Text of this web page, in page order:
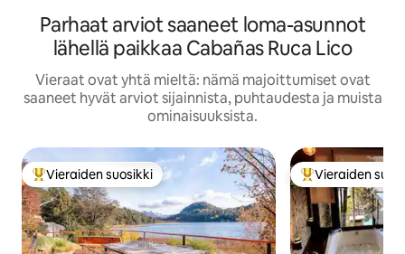
Parhaat arviot saaneet loma-asunnot
lähellä paikkaa Cabañas Ruca Lico
Vieraat ovat yhtä mieltä: nämä majoittumiset ovat
saaneet hyvät arviot sijainnista, puhtaudesta ja muista
ominaisuuksista.
Vieraiden suosikkien parhaimmistoa
Vieraiden suosikki Vieraiden
Vieraiden